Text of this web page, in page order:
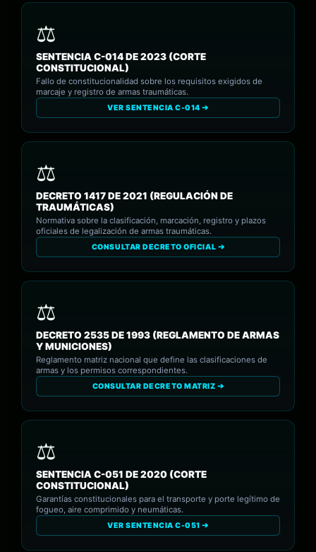
SENTENCIA C-014 DE 2023 (CORTE
CONSTITUCIONAL)
Fallo de constitucionalidad sobre los requisitos exigidos de
marcaje y registro de armas traumáticas.
VER SENTENCIA C-014 ➔
DECRETO 1417 DE 2021 (REGULACIÓN DE
TRAUMÁTICAS)
Normativa sobre la clasificación, marcación, registro y plazos
oficiales de legalización de armas traumáticas.
CONSULTAR DECRETO OFICIAL ➔
DECRETO 2535 DE 1993 (REGLAMENTO DE ARMAS
Y MUNICIONES)
Reglamento matriz nacional que define las clasificaciones de
armas y los permisos correspondientes.
CONSULTAR DECRETO MATRIZ ➔
SENTENCIA C-051 DE 2020 (CORTE
CONSTITUCIONAL)
Garantías constitucionales para el transporte y porte legítimo de
fogueo, aire comprimido y neumáticas.
VER SENTENCIA C-051 ➔